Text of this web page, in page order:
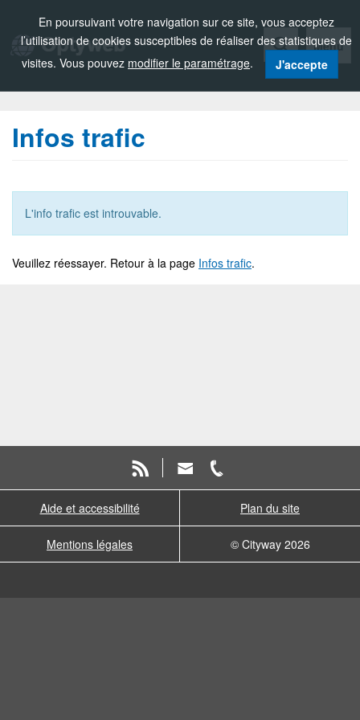
En poursuivant votre navigation sur ce site, vous acceptez
l’utilisation de cookies susceptibles de réaliser des statistiques de
visites. Vous pouvez modifier le paramétrage. J'accepte
Menu
Infos trafic
L'info trafic est introuvable.
Veuillez réessayer. Retour à la page Infos trafic.
Aide et accessibilité Plan du site
Mentions légales © Cityway 2026